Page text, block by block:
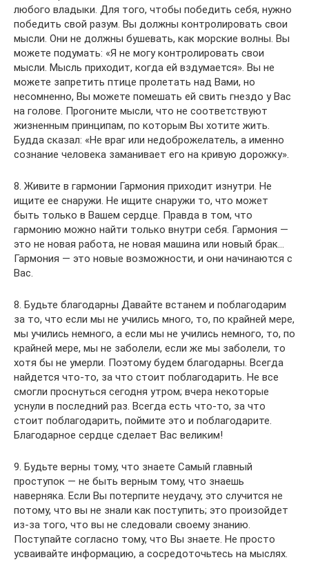
любого владыки. Для того, чтобы победить себя, нужно
победить свой разум. Вы должны контролировать свои
мысли. Они не должны бушевать, как морские волны. Вы
можете подумать: «Я не могу контролировать свои
мысли. Мысль приходит, когда ей вздумается». Вы не
можете запретить птице пролетать над Вами, но
несомненно, Вы можете помешать ей свить гнездо у Вас
на голове. Прогоните мысли, что не соответствуют
жизненным принципам, по которым Вы хотите жить.
Будда сказал: «Не враг или недоброжелатель, а именно
сознание человека заманивает его на кривую дорожку».
8. Живите в гармонии Гармония приходит изнутри. Не
ищите ее снаружи. Не ищите снаружи то, что может
быть только в Вашем сердце. Правда в том, что
гармонию можно найти только внутри себя. Гармония —
это не новая работа, не новая машина или новый брак…
Гармония — это новые возможности, и они начинаются с
Вас.
8. Будьте благодарны Давайте встанем и поблагодарим
за то, что если мы не учились много, то, по крайней мере,
мы учились немного, а если мы не учились немного, то, по
крайней мере, мы не заболели, если же мы заболели, то
хотя бы не умерли. Поэтому будем благодарны. Всегда
найдется что-то, за что стоит поблагодарить. Не все
смогли проснуться сегодня утром; вчера некоторые
уснули в последний раз. Всегда есть что-то, за что
стоит поблагодарить, поймите это и поблагодарите.
Благодарное сердце сделает Вас великим!
9. Будьте верны тому, что знаете Самый главный
проступок — не быть верным тому, что знаешь
наверняка. Если Вы потерпите неудачу, это случится не
потому, что вы не знали как поступить; это произойдет
из-за того, что вы не следовали своему знанию.
Поступайте согласно тому, что Вы знаете. Не просто
усваивайте информацию, а сосредоточьтесь на мыслях.